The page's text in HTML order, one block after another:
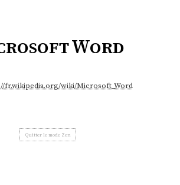
Word
fr.wikipedia.org/wiki/Microsoft_Word
Quitter le mode Zen